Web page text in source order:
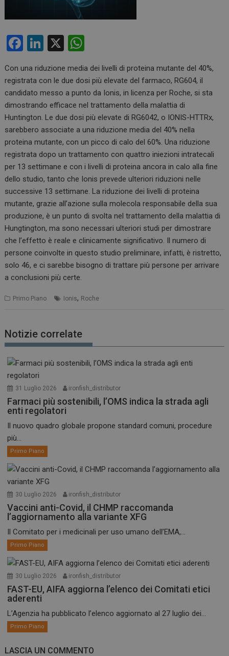
F
ce
b
o
o
k
Li
ke
dI
n
X
at
s
A
p
p
Con una riduzione media dei livelli di proteina mutante del 40%,
registrata con le due dosi più elevate del farmaco, RG604, il
candidato messo a punto da Ionis, in licenza per Roche, si sta
dimostrando efficace nel trattamento della malattia di
Huntington. Le due dosi più elevate di RG6042, o IONIS-HTTRx,
sarebbero associate a una riduzione media del 40% nella
proteina mutante, con un picco di calo del 60%. Una riduzione
registrata dopo un trattamento con quattro iniezioni intratecali
per 13 settimane e con i livelli di proteina ancora in calo alla fine
dello studio, tanto che Ionis prevede ulteriori riduzioni nelle
successive 13 settimane. La riduzione dei livelli di proteina
mutante, grazie all’azione sulla molecola responsabile della sua
produzione, è un punto di svolta nel trattamento della malattia di
Hungtington, ma sono necessari ulteriori studi per dimostrare
che l’effetto è reale e clinicamente significativo. Il numero di
persone coinvolte in questo studio preliminare, infatti, è ristretto,
solo 46, e ci sarebbe bisogno di trattare più persone per arrivare
a conclusioni più certe.
Primo Piano Ionis, Roche
Notizie correlate
31 Luglio 2026 ironfish_distributor
Farmaci più sostenibili, l’OMS indica la strada agli
enti regolatori
Il nuovo quadro globale propone standard comuni, procedure
più...
Primo Piano
30 Luglio 2026 ironfish_distributor
Vaccini anti-Covid, il CHMP raccomanda
l’aggiornamento alla variante XFG
Il Comitato per i medicinali per uso umano dell’EMA,...
Primo Piano
30 Luglio 2026 ironfish_distributor
FAST-EU, AIFA aggiorna l’elenco dei Comitati etici
aderenti
L’Agenzia ha pubblicato l’elenco aggiornato al 27 luglio dei...
Primo Piano
LASCIA UN COMMENTO